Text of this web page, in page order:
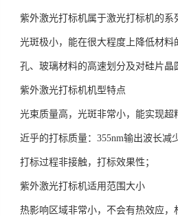
紫外激光打标机属于激光打标机的系
光斑极小，能在很大程度上降低材
孔、玻璃材料的高速划分及对硅片晶
紫外激光打标机机型特点
光束质量高，光斑非常小，能实现超
近乎的打标质量：355nm输出波长减
打标过程非接触，打标效果性；
紫外激光打标机适用范围大小
热影响区域非常小，不会有热效应，